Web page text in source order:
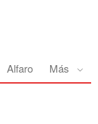
Alfaro Más